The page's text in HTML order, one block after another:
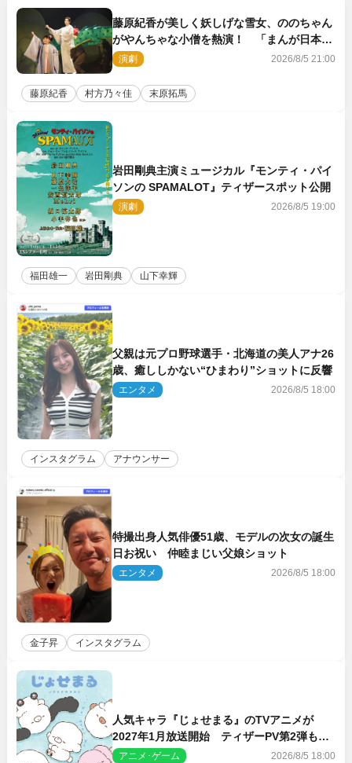
藤原紀香が美しく妖しげな雪女、ののちゃん
がやんちゃな小僧を熱演！ 「まんが日本昔
ばなし」劇場開幕
演劇 2026/8/5 21:00
藤原紀香 村方乃々佳 末原拓馬
岩田剛典主演ミュージカル『モンティ・パイ
ソンの SPAMALOT』ティザースポット公開
演劇 2026/8/5 19:00
福田雄一 岩田剛典 山下幸輝
父親は元プロ野球選手・北海道の美人アナ26
歳、癒ししかない“ひまわり”ショットに反響
エンタメ 2026/8/5 18:00
インスタグラム アナウンサー
特撮出身人気俳優51歳、モデルの次女の誕生
日お祝い 仲睦まじい父娘ショット
エンタメ 2026/8/5 18:00
金子昇 インスタグラム
人気キャラ『じょせまる』のTVアニメが
2027年1月放送開始 ティザーPV第2弾も解
禁に
アニメ･ゲーム 2026/8/5 18:00